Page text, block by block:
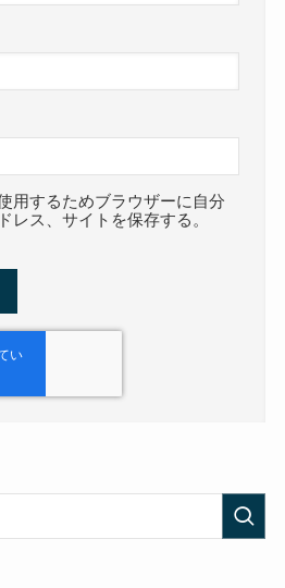
用するためブラウザーに自分
レス、サイトを保存する。